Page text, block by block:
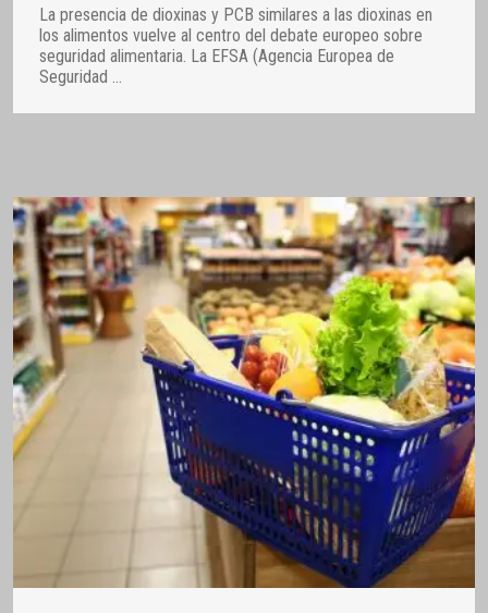
La presencia de dioxinas y PCB similares a las dioxinas en
los alimentos vuelve al centro del debate europeo sobre
seguridad alimentaria. La EFSA (Agencia Europea de
Seguridad …